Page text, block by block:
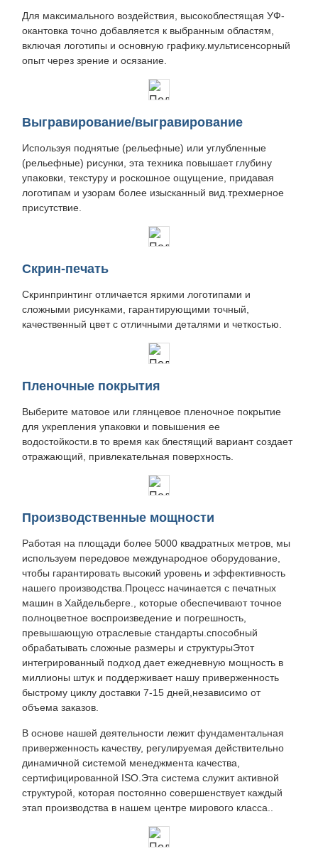
Для максимального воздействия, высокоблестящая УФ-
окантовка точно добавляется к выбранным областям,
включая логотипы и основную графику.мультисенсорный
опыт через зрение и осязание.
Выгравирование/выгравирование
Используя поднятые (рельефные) или углубленные
(рельефные) рисунки, эта техника повышает глубину
упаковки, текстуру и роскошное ощущение, придавая
логотипам и узорам более изысканный вид.трехмерное
присутствие.
Скрин-печать
Скринпринтинг отличается яркими логотипами и
сложными рисунками, гарантирующими точный,
качественный цвет с отличными деталями и четкостью.
Пленочные покрытия
Выберите матовое или глянцевое пленочное покрытие
для укрепления упаковки и повышения ее
водостойкости.в то время как блестящий вариант создает
отражающий, привлекательная поверхность.
Производственные мощности
Работая на площади более 5000 квадратных метров, мы
используем передовое международное оборудование,
чтобы гарантировать высокий уровень и эффективность
нашего производства.Процесс начинается с печатных
машин в Хайдельберге., которые обеспечивают точное
полноцветное воспроизведение и погрешность,
превышающую отраслевые стандарты.способный
обрабатывать сложные размеры и структурыЭтот
интегрированный подход дает ежедневную мощность в
миллионы штук и поддерживает нашу приверженность
быстрому циклу доставки 7-15 дней,независимо от
объема заказов.
В основе нашей деятельности лежит фундаментальная
приверженность качеству, регулируемая действительно
динамичной системой менеджмента качества,
сертифицированной ISO.Эта система служит активной
структурой, которая постоянно совершенствует каждый
этап производства в нашем центре мирового класса..